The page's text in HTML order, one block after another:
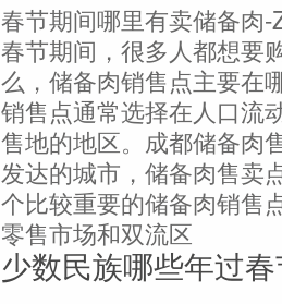
春节期间哪里有卖储备肉
春节期间，很多人都想要
么，储备肉销售点主要在
销售点通常选择在人口流
售地的地区。成都储备肉
发达的城市，储备肉售卖
个比较重要的储备肉销售
零售市场和双流区
少数民族哪些年过